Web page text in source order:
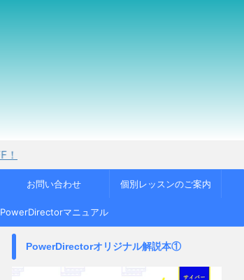
お問い合わせ 個別レッスンのご案内
PowerDirectorマニュアル
PowerDirectorオリジナル解説本①